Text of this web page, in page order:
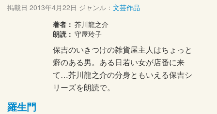
掲載日 2013年4月22日 ジャンル： 文芸作品
著者： 芥川龍之介
朗読： 守屋玲子
保吉のいきつけの雑貨屋主人はちょっと
癖のある男。ある日若い女が店番に来
て…芥川龍之介の分身ともいえる保吉シ
リーズを朗読で。
羅生門